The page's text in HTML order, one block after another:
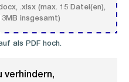
.xlsx (max. 15 Datei(en),
insgesamt)
als PDF hoch.
verhindern,